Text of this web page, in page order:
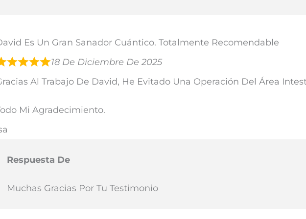
Es Un Gran Sanador Cuántico. Totalmente Recomendable
18 De Diciembre De 2025
Al Trabajo De David, He Evitado Una Operación Del Área
Mi Agradecimiento.
Respuesta De
Muchas Gracias Por Tu Testimonio